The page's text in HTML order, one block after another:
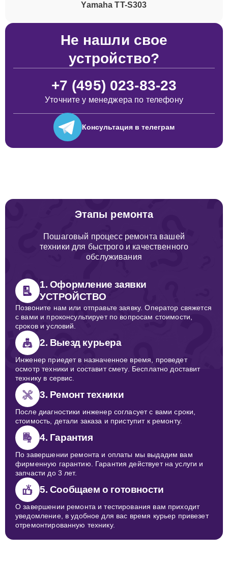
Yamaha TT-S303
Не нашли свое
устройство?
+7 (495) 023-83-23
Уточните у менеджера по телефону
Консультация в телеграм
Этапы ремонта
Пошаговый процесс ремонта вашей
техники для быстрого и качественного
обслуживания
1. Оформление заявки
УСТРОЙСТВО
Позвоните нам или отправьте заявку. Оператор свяжется
с вами и проконсультирует по вопросам стоимости,
сроков и условий.
2. Выезд курьера
Инженер приедет в назначенное время, проведет
осмотр техники и составит смету. Бесплатно доставит
технику в сервис.
3. Ремонт техники
После диагностики инженер согласует с вами сроки,
стоимость, детали заказа и приступит к ремонту.
4. Гарантия
По завершении ремонта и оплаты мы выдадим вам
фирменную гарантию. Гарантия действует на услуги и
запчасти до 3 лет.
5. Сообщаем о готовности
О завершении ремонта и тестирования вам приходит
уведомление, в удобное для вас время курьер привезет
отремонтированную технику.